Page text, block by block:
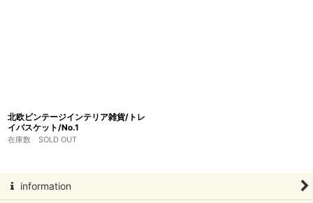
北欧ビンテージインテリア雑貨/トレ
イバスケット/No.1
在庫数 SOLD OUT
information